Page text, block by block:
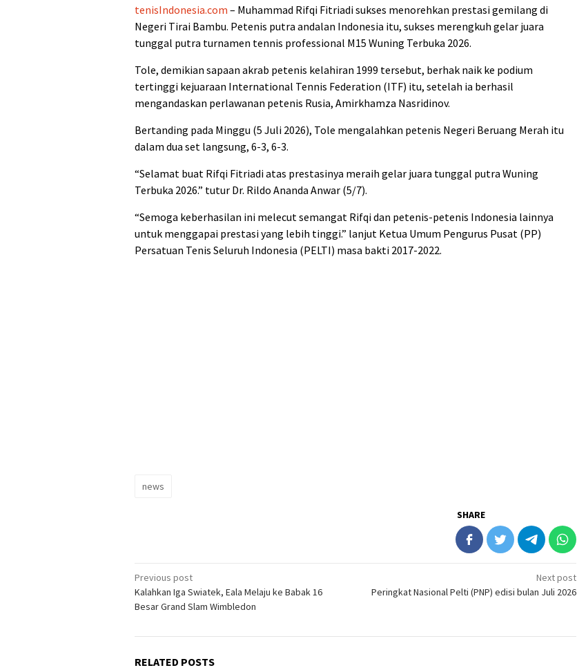
tenisIndonesia.com – Muhammad Rifqi Fitriadi sukses menorehkan prestasi gemilang di
Negeri Tirai Bambu. Petenis putra andalan Indonesia itu, sukses merengkuh gelar juara
tunggal putra turnamen tennis professional M15 Wuning Terbuka 2026.
Tole, demikian sapaan akrab petenis kelahiran 1999 tersebut, berhak naik ke podium
tertinggi kejuaraan International Tennis Federation (ITF) itu, setelah ia berhasil
mengandaskan perlawanan petenis Rusia, Amirkhamza Nasridinov.
Bertanding pada Minggu (5 Juli 2026), Tole mengalahkan petenis Negeri Beruang Merah itu
dalam dua set langsung, 6-3, 6-3.
“Selamat buat Rifqi Fitriadi atas prestasinya meraih gelar juara tunggal putra Wuning
Terbuka 2026.” tutur Dr. Rildo Ananda Anwar (5/7).
“Semoga keberhasilan ini melecut semangat Rifqi dan petenis-petenis Indonesia lainnya
untuk menggapai prestasi yang lebih tinggi.” lanjut Ketua Umum Pengurus Pusat (PP)
Persatuan Tenis Seluruh Indonesia (PELTI) masa bakti 2017-2022.
news
SHARE
Post
navigation
Previous post
Kalahkan Iga Swiatek, Eala Melaju ke Babak 16
Besar Grand Slam Wimbledon
Next post
Peringkat Nasional Pelti (PNP) edisi bulan Juli 2026
RELATED POSTS